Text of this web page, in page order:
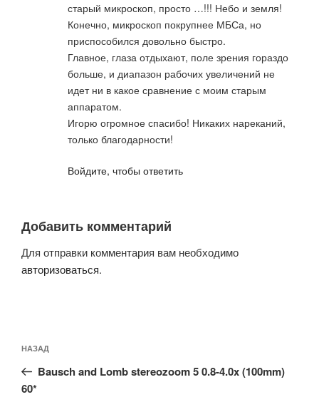
старый микроскоп, просто …!!! Небо и земля!
Конечно, микроскоп покрупнее МБСа, но
приспособился довольно быстро.
Главное, глаза отдыхают, поле зрения гораздо
больше, и диапазон рабочих увеличений не
идет ни в какое сравнение с моим старым
аппаратом.
Игорю огромное спасибо! Никаких нареканий,
только благодарности!
Войдите, чтобы ответить
Добавить комментарий
Для отправки комментария вам необходимо
авторизоваться.
по
записям
Предыдущая
запись:
НАЗАД
Bausch and Lomb stereozoom 5 0.8-4.0x (100mm)
60*